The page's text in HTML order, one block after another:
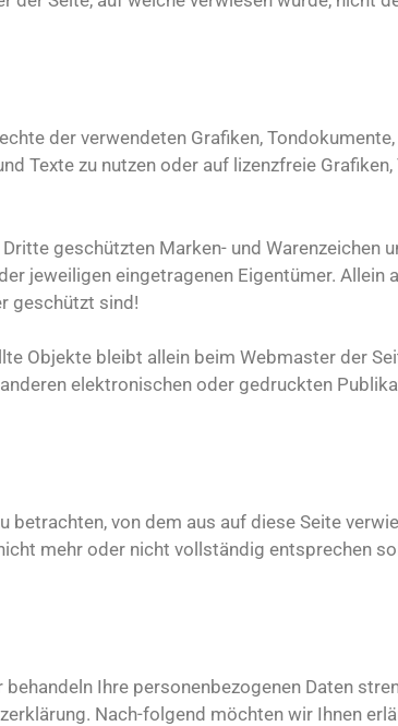
der verwendeten Grafiken,
Texte zu nutzen oder auf lizenzfreie
geschützten Marken- und Warenzeichen
jeweiligen eingetragenen Eigentümer.
geschützt sind!
Objekte bleibt allein beim Webmaster der
elektronischen oder gedruckten
von dem aus auf diese Seite
mehr oder nicht vollständig entsprechen
Ihre personenbezogenen Daten
Nach-folgend möchten wir Ihnen